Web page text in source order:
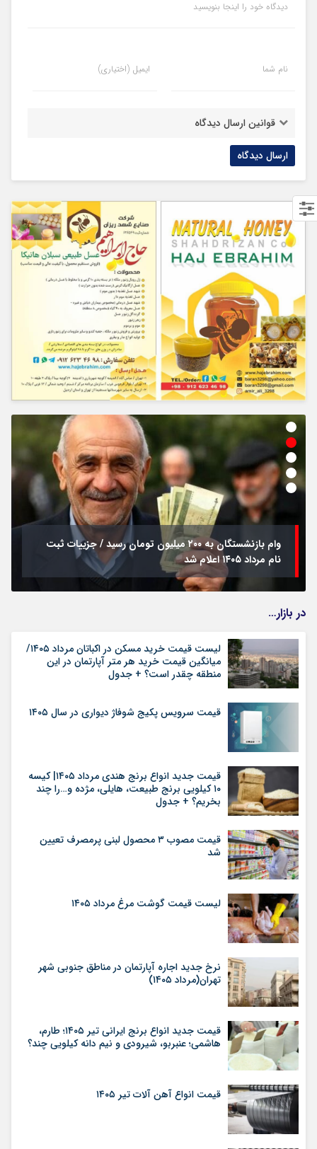
دیدگاه خود را اینجا بنویسید
نام شما ایمیل (اختیاری)
قوانین ارسال دیدگاه
وام بازنشستگان به ۲۰۰ میلیون تومان رسید / جزییات ثبت
نام مرداد ۱۴۰۵ اعلام شد
در بازار…
لیست قیمت خرید مسکن در اکباتان مرداد ۱۴۰۵/
میانگین قیمت خرید هر متر آپارتمان در این
منطقه چقدر است؟ + جدول
قیمت سرویس پکیج شوفاژ دیواری در سال ۱۴۰۵
قیمت جدید انواع برنج هندی مرداد ۱۴۰۵| کیسه
۱۰ کیلویی برنج طبیعت، هایلی، مژده و…را چند
بخریم؟ + جدول
قیمت مصوب ۳ محصول لبنی پرمصرف تعیین
شد
لیست قیمت گوشت مرغ مرداد ۱۴۰۵
نرخ جدید اجاره آپارتمان در مناطق جنوبی شهر
تهران(مرداد ۱۴۰۵)
قیمت جدید انواع برنج ایرانی تیر ۱۴۰۵؛ طارم،
هاشمی؛ عنبربو، شیرودی و نیم دانه کیلویی چند؟
قیمت انواع آهن آلات تیر ۱۴۰۵